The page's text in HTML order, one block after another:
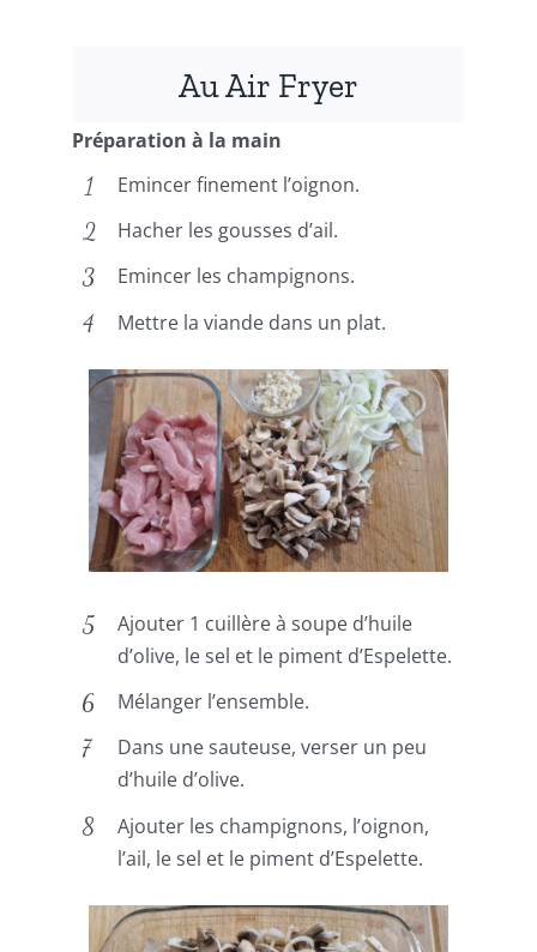
Au Air Fryer
Préparation à la main
Emincer finement l’oignon.
Hacher les gousses d’ail.
Emincer les champignons.
Mettre la viande dans un plat.
Ajouter 1 cuillère à soupe d’huile
d’olive, le sel et le piment d’Espelette.
Mélanger l’ensemble.
Dans une sauteuse, verser un peu
d’huile d’olive.
Ajouter les champignons, l’oignon,
l’ail, le sel et le piment d’Espelette.